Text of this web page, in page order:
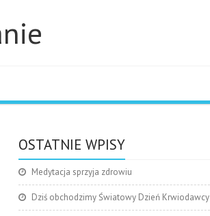
OSTATNIE WPISY
Medytacja sprzyja zdrowiu
Dziś obchodzimy Światowy Dzień Krwiodawcy